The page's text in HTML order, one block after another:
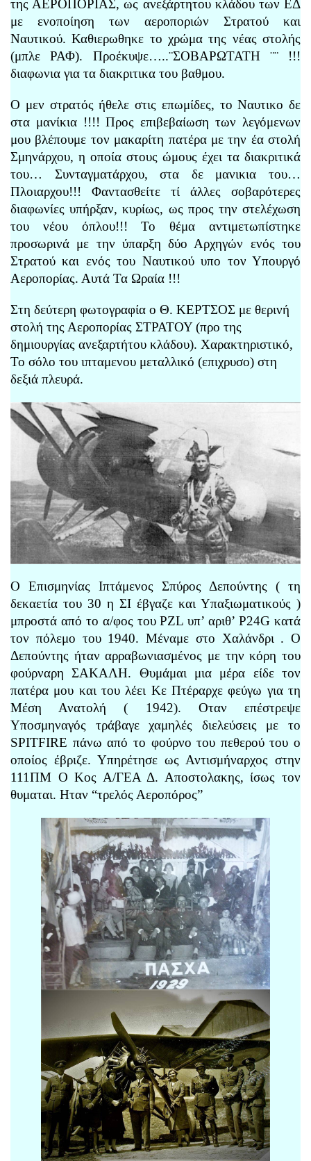
της ΑΕΡΟΠΟΡΙΑΣ, ως ανεξάρτητου κλάδου των ΕΔ
με ενοποίηση των αεροποριών Στρατού και
Ναυτικού. Καθιερωθηκε το χρώμα της νέας στολής
(μπλε ΡΑΦ). Προέκυψε…..¨ΣΟΒΑΡΩΤΑΤΗ ¨¨ !!!
διαφωνια για τα διακριτικα του βαθμου.
Ο μεν στρατός ήθελε στις επωμίδες, το Ναυτικο δε
στα μανίκια !!!! Προς επιβεβαίωση των λεγόμενων
μου βλέπουμε τον μακαρίτη πατέρα με την έα στολή
Σμηνάρχου, η οποία στους ώμους έχει τα διακριτικά
του… Συνταγματάρχου, στα δε μανικια του…
Πλοιαρχου!!! Φαντασθείτε τί άλλες σοβαρότερες
διαφωνίες υπήρξαν, κυρίως, ως προς την στελέχωση
του νέου όπλου!!! Το θέμα αντιμετωπίστηκε
προσωρινά με την ύπαρξη δύο Αρχηγών ενός του
Στρατού και ενός του Ναυτικού υπο τον Υπουργό
Αεροπορίας. Αυτά Τα Ωραία !!!
Στη δεύτερη φωτογραφία ο Θ. ΚΕΡΤΣΟΣ με θερινή
στολή της Αεροπορίας ΣΤΡΑΤΟΥ (προ της
δημιουργίας ανεξαρτήτου κλάδου). Χαρακτηριστικό,
Το σόλο του ιπταμενου μεταλλικό (επιχρυσο) στη
δεξιά πλευρά.
Ο Επισμηνίας Ιπτάμενος Σπύρος Δεπούντης ( τη
δεκαετία του 30 η ΣΙ έβγαζε και Υπαξιωματικούς )
μπροστά από το α/φος του PZL υπ’ αριθ’ P24G κατά
τον πόλεμο του 1940. Μέναμε στο Χαλάνδρι . Ο
Δεπούντης ήταν αρραβωνιασμένος με την κόρη του
φούρναρη ΣΑΚΑΛΗ. Θυμάμαι μια μέρα είδε τον
πατέρα μου και του λέει Κε Πτέραρχε φεύγω για τη
Μέση Ανατολή ( 1942). Οταν επέστρεψε
Υποσμηναγός τράβαγε χαμηλές διελεύσεις με το
SPITFIRE πάνω από το φούρνο του πεθερού του ο
οποίος έβριζε. Υπηρέτησε ως Αντισμήναρχος στην
111ΠΜ Ο Κος Α/ΓΕΑ Δ. Αποστολακης, ίσως τον
θυμαται. Ηταν “τρελός Αεροπόρος”